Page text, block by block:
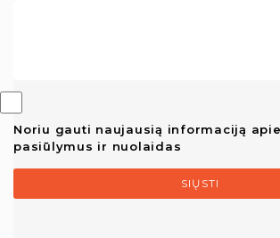
Noriu gauti naujausią informaciją
pasiūlymus ir nuolaidas
SIŲSTI